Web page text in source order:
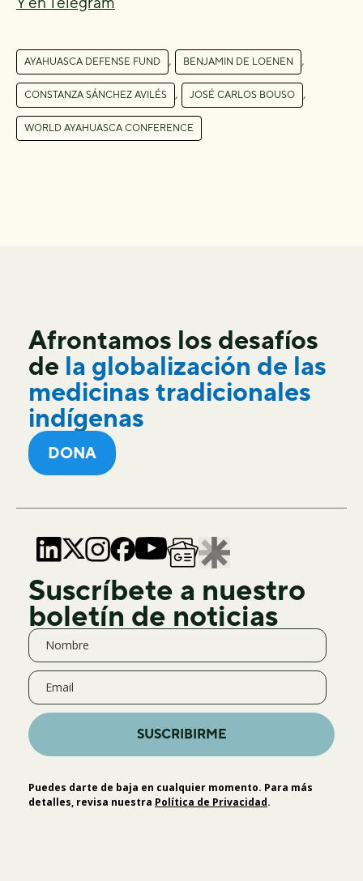
AYAHUASCA DEFENSE FUND , BENJAMIN DE LOENEN ,
CONSTANZA SÁNCHEZ AVILÉS , JOSÉ CARLOS BOUSO ,
WORLD AYAHUASCA CONFERENCE
Afrontamos los desafíos
de la globalización de las
medicinas tradicionales
indígenas
DONA
Suscríbete a nuestro
boletín de noticias
SUSCRIBIRME
Puedes darte de baja en cualquier momento. Para más
detalles, revisa nuestra Política de Privacidad.